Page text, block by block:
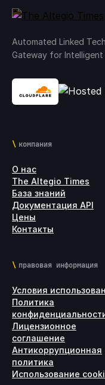
Automated Linked
Gateway for
компания
О нас
The Altegio Times
База знаний
Документация API
Цены
Контакты
правовая информация
Условия
Политика
Лицензионное
соглашение
Антикоррупционная
политика
Использование